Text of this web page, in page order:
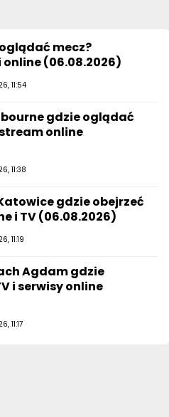
mecz?
(06.08.2026)
11:54
gdzie oglądać
online
11:38
gdzie obejrzeć
i TV (06.08.2026)
11:19
Agdam gdzie
i serwisy online
11:17